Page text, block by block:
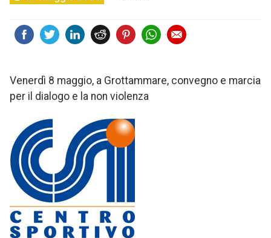
Venerdì 8 maggio, a Grottammare, convegno e marcia
per il dialogo e la non violenza